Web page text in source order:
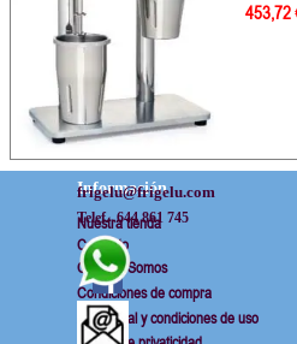
453,72
Información
Nuestra tienda
Contacto
Quienes Somos
Aviso legal y condiciones de uso
Telef.  644 861 745
Condiciones de compra
frigelu@frigelu.com